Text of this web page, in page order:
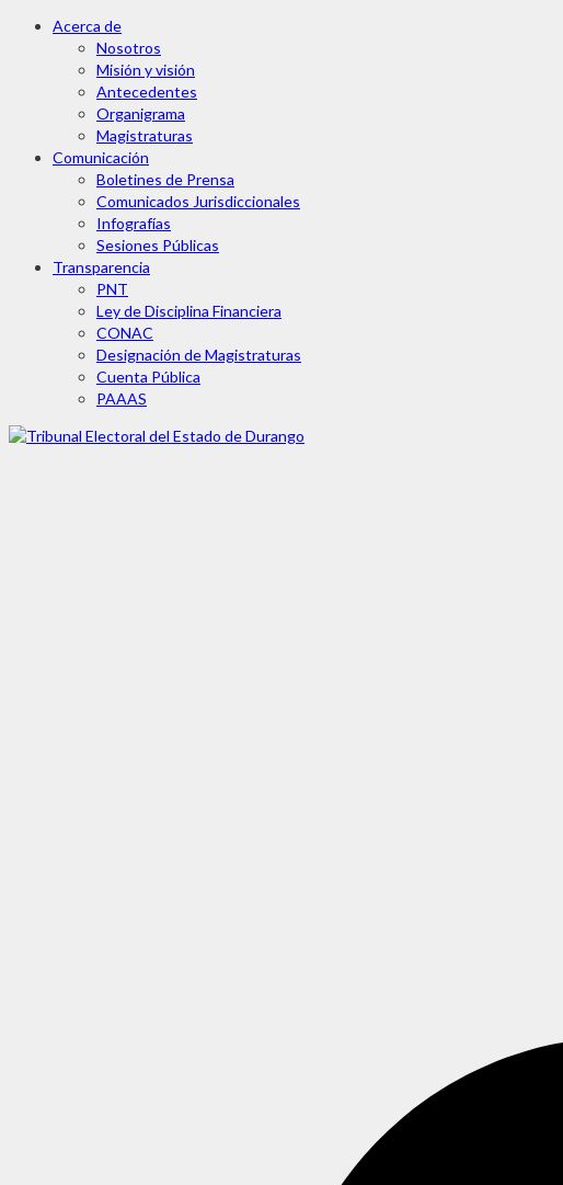
Acerca de
Nosotros
Misión y visión
Antecedentes
Organigrama
Magistraturas
Comunicación
Boletines de Prensa
Comunicados Jurisdiccionales
Infografías
Sesiones Públicas
Transparencia
PNT
Ley de Disciplina Financiera
CONAC
Designación de Magistraturas
Cuenta Pública
PAAAS